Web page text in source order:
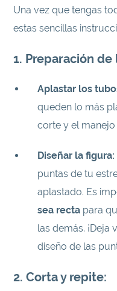
Una vez que tengas
estas sencillas
1. Preparación de
Aplastar los
queden lo más
corte y el manejo
Diseñar la figura:
puntas de tu
aplastado. Es
sea recta para
las demás.
diseño de las
2. Corta y repite: